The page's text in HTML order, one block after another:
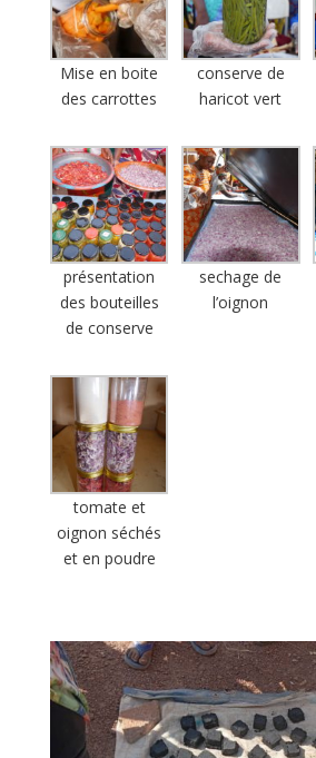
Mise en boite
des carrottes
conserve de
haricot vert
présentation
des bouteilles
de conserve
sechage de
l’oignon
tomate et
oignon séchés
et en poudre